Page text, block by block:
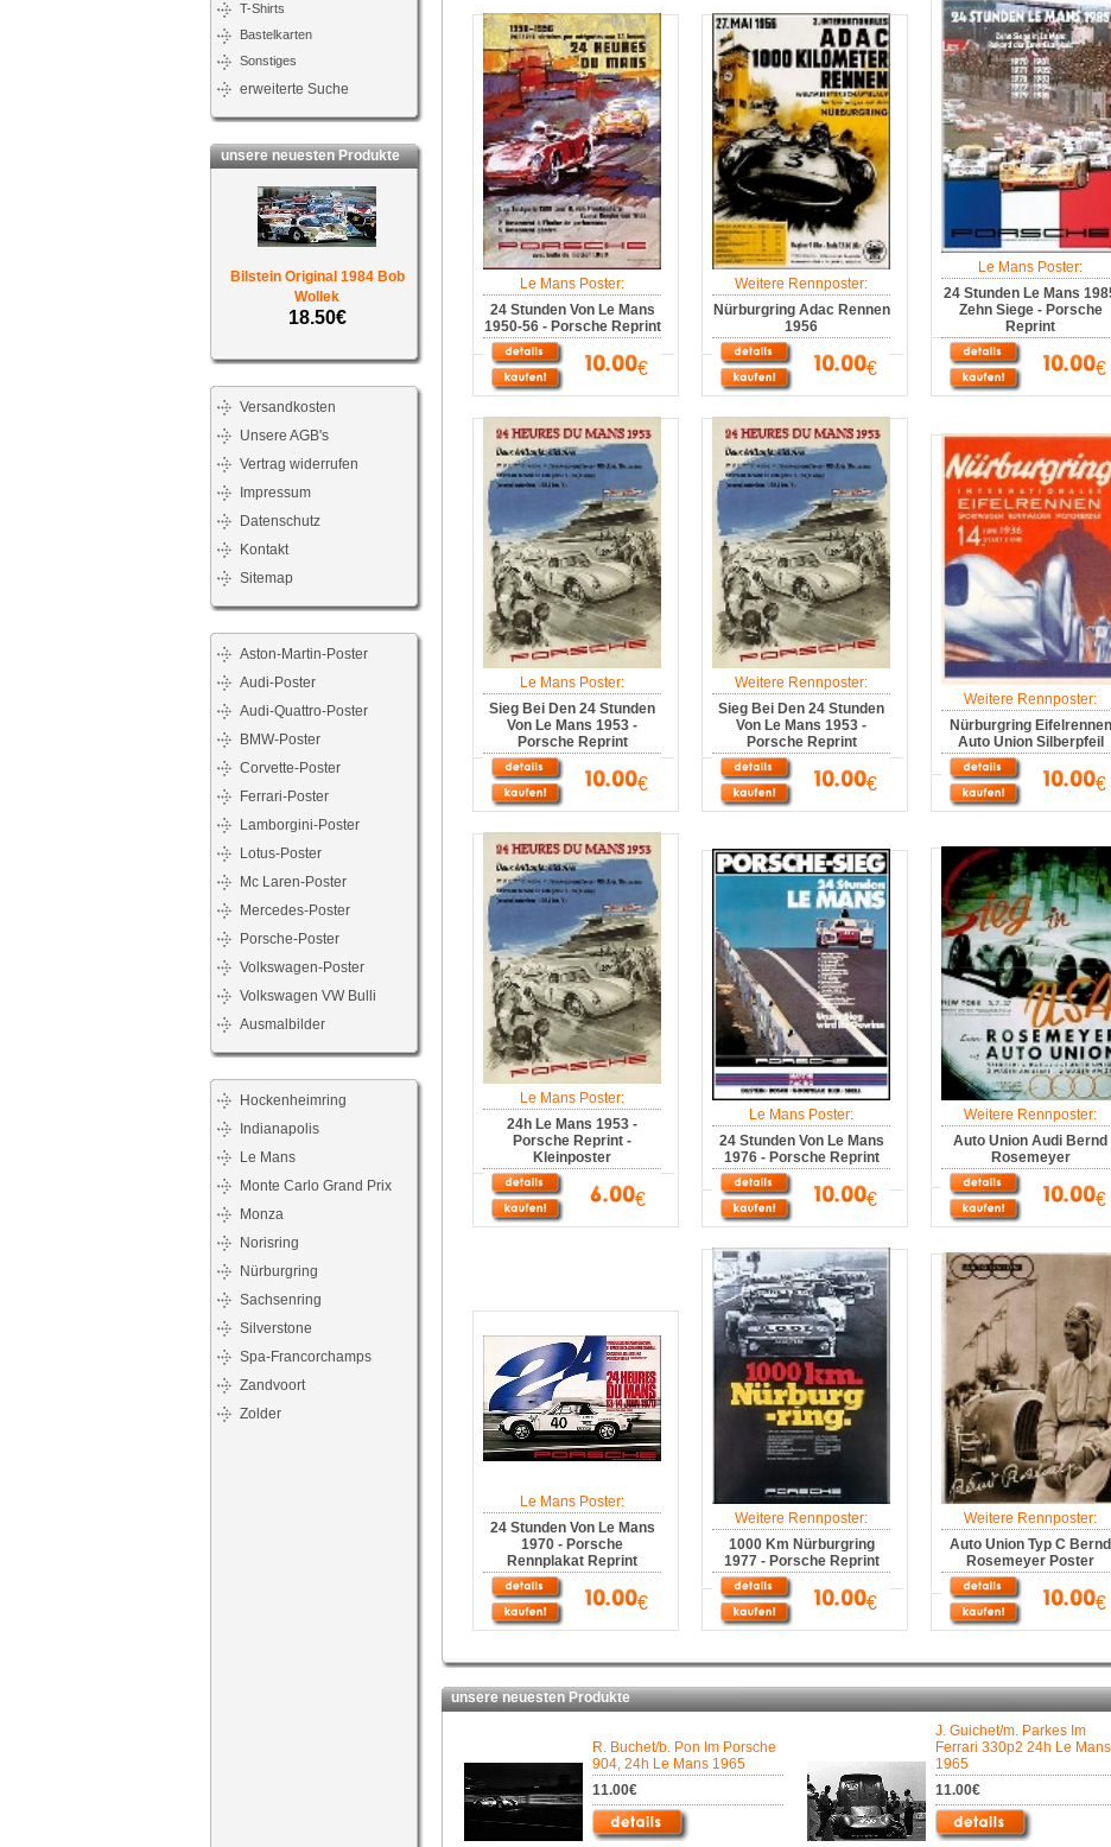
T-Shirts
Bastelkarten
Sonstiges
erweiterte Suche
unsere neuesten Produkte
Bilstein Original 1984 Bob
Wollek
18.50€
Versandkosten
Unsere AGB's
Vertrag widerrufen
Impressum
Datenschutz
Kontakt
Sitemap
Aston-Martin-Poster
Audi-Poster
Audi-Quattro-Poster
BMW-Poster
Corvette-Poster
Ferrari-Poster
Lamborgini-Poster
Lotus-Poster
Mc Laren-Poster
Mercedes-Poster
Porsche-Poster
Volkswagen-Poster
Volkswagen VW Bulli
Ausmalbilder
Hockenheimring
Indianapolis
Le Mans
Monte Carlo Grand Prix
Monza
Norisring
Nürburgring
Sachsenring
Silverstone
Spa-Francorchamps
Zandvoort
Zolder
Le Mans Poster:
24 Stunden Von Le Mans
1950-56 - Porsche Reprint
€
Weitere Rennposter:
Nürburgring Adac Rennen
1956
€
Le Mans Poster:
24 Stunden Le Mans
Zehn Siege - Porsche
Reprint
€
Le Mans Poster:
Sieg Bei Den 24 Stunden
Von Le Mans 1953 -
Porsche Reprint
€
Weitere Rennposter:
Sieg Bei Den 24 Stunden
Von Le Mans 1953 -
Porsche Reprint
€
Weitere Rennposter:
Nürburgring Eifelrennen
Auto Union Silberpfeil
€
Le Mans Poster:
24h Le Mans 1953 -
Porsche Reprint -
Kleinposter
€
Le Mans Poster:
24 Stunden Von Le Mans
1976 - Porsche Reprint
€
Weitere Rennposter:
Auto Union Audi Bernd
Rosemeyer
€
Le Mans Poster:
24 Stunden Von Le Mans
1970 - Porsche
Rennplakat Reprint
€
Weitere Rennposter:
1000 Km Nürburgring
1977 - Porsche Reprint
€
Weitere Rennposter:
Auto Union Typ C Bernd
Rosemeyer Poster
€
unsere neuesten Produkte
R. Buchet/b. Pon Im Porsche
904, 24h Le Mans 1965
11.00€
J. Guichet/m. Parkes Im
Ferrari 330p2 24h Le Mans
1965
11.00€